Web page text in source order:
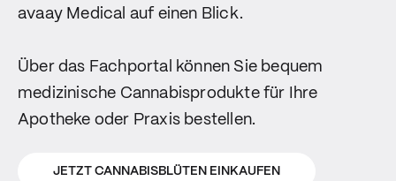
avaay Medical auf einen Blick.
Über das Fachportal können Sie bequem
medizinische Cannabisprodukte für Ihre
Apotheke oder Praxis bestellen.
JETZT CANNABISBLÜTEN EINKAUFEN